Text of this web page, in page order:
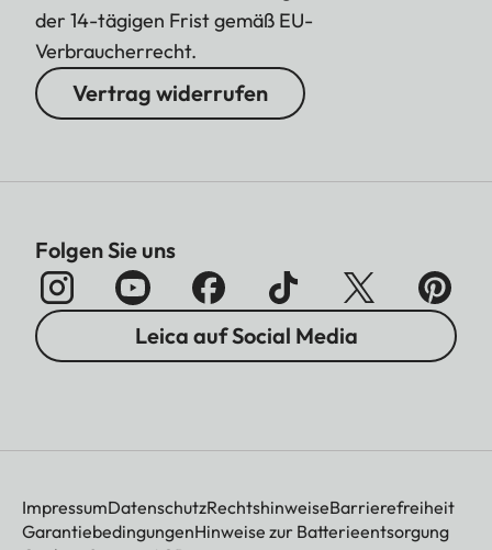
der 14-tägigen Frist gemäß EU-
Verbraucherrecht.
Vertrag widerrufen
Folgen Sie uns
Leica auf Social Media
ImpressumDatenschutzRechtshinweiseBarrierefreiheit
GarantiebedingungenHinweise zur Batterieentsorgung